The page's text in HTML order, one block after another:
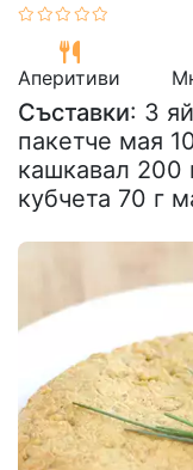
Аперитиви
Съставки: 3
пакетче мая
кашкавал 200
кубчета 70 г